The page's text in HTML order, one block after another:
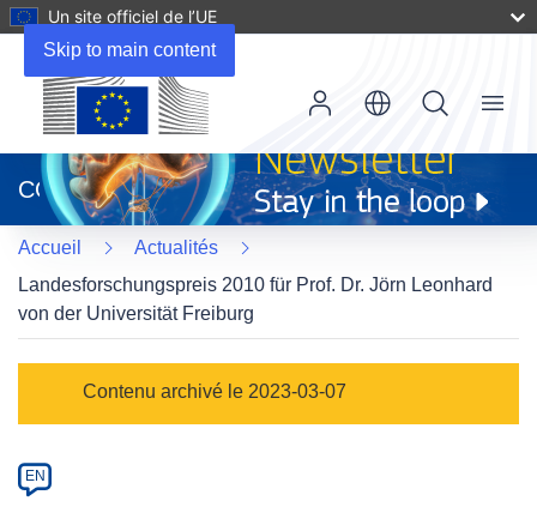
Skip to main content
Un site officiel de l’UE
dans
une
nouvelle
fenêtre)
CORDIS
Menu
Accueil
Actualités
Landesforschungspreis 2010 für Prof. Dr. Jörn Leonhard
von der Universität Freiburg
Category
Contenu archivé le 2023-03-07
Article
available
EN